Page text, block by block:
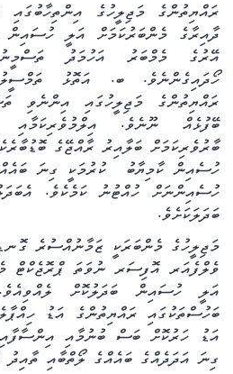
ދާއިރާގެ މެންބަރުކަމަށް އަލީ ހުސައިން
އޭރުގެ މެމްބަރު އަހުމަދު
ރައްޔިތުންގެ މަޖިލީހުގައި
ބޭފުޅެއް ނޫނެވެ.
ބާރުވެރިކަމަށް ބަލާއިރު ރާއްޖޭގެ
ހުސެއިން ކާމިޔާބު ކުރުމަކީ ގިނަ
ހުސެއިންނަށް ހުއްޓުނު ކަމެކެވެ.
ބަދަލަކަށެވެ.
މަޖިލީހުގެ މެންބަރަކީ ޒަމާނުއްސުރެ
ވެލްފެއަރ އޮފިސަރ ނުވަތަ ޕްރޮޖެކްޓް
އަލީ ހުސައިން ބަދަލުކޮށް
ބަހުސްތަކުގައި ރައްޔިތުންގެ އަޑު
އަޑު ހަރުކޮށް ބަސް ބުނުމާއި
ގިނަ އަދަދެއްގެ ބައެއްގެ ލޯތްބާއި